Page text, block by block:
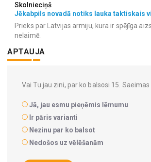
Skolnieciņš
Jēkabpils novadā notiks lauka taktiskais
Prieks par Latvijas armiju, kura ir spējīga
nelaimē.
APTAUJA
Vai Tu jau zini, par ko balsosi 15. Saeimas
Jā, jau esmu pieņēmis lēmumu
Ir pāris varianti
Nezinu par ko balsot
Nedošos uz vēlēšanām